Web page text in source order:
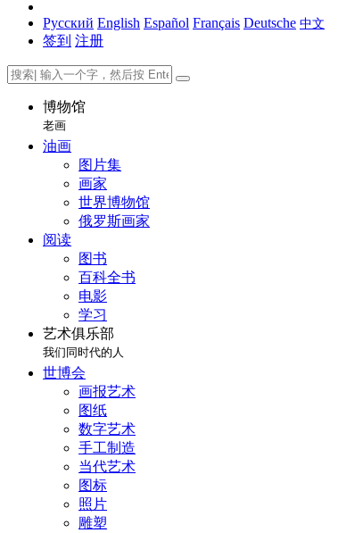
Русский English Español Français Deutsche 中文
签到 注册
博物馆
老画
油画
图片集
画家
世界博物馆
俄罗斯画家
阅读
图书
百科全书
电影
学习
艺术俱乐部
我们同时代的人
世博会
画报艺术
图纸
数字艺术
手工制造
当代艺术
图标
照片
雕塑